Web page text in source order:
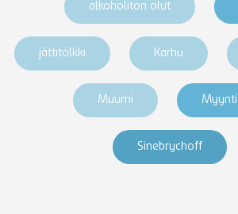
alkoholiton olut
jättitölkki Karhu
Muumi Myynti
Sinebrychoff